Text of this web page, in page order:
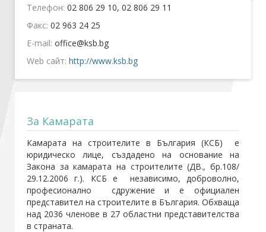
Членове
Стани член
Телефон: 02 806 29 10, 02 806 29 11
Факс: 02 963 24 25
E-mail:
Web сайт: http://www.ksb.bg
За Камарата
Камарата на строителите в България (КСБ) е
юридическо лице, създадено на основание на
Закона за камарата на строителите (ДВ., бр.108/
29.12.2006 г.). КСБ е независимо, доброволно,
професионално сдружение и е официален
представител на строителите в България. Обхваща
над 2036 членове в 27 областни представителства
в страната.